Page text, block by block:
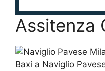
Assitenza